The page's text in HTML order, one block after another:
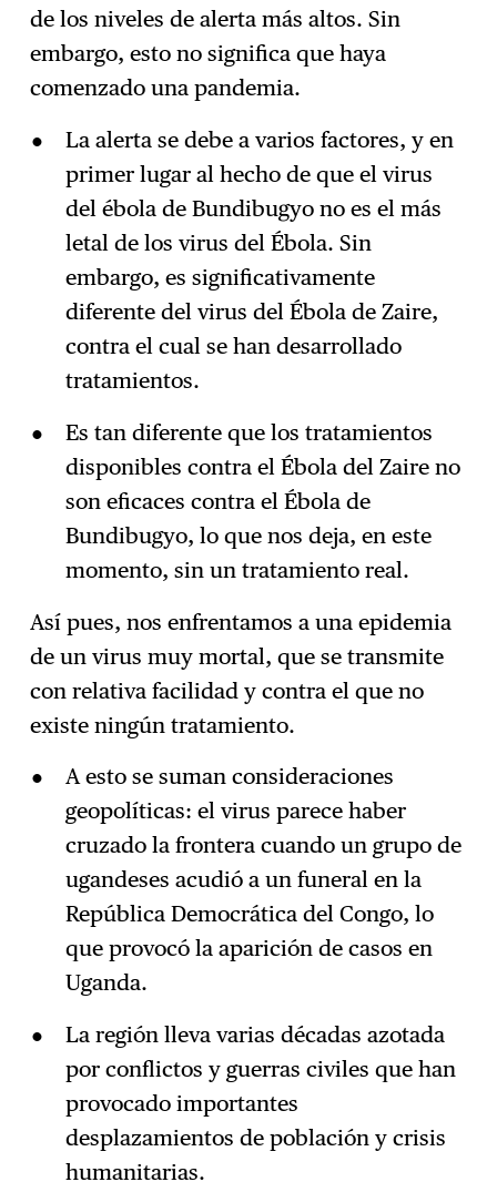
de los niveles de alerta más altos. Sin
embargo, esto no significa que haya
comenzado una pandemia.
La alerta se debe a varios factores, y en
primer lugar al hecho de que el virus
del ébola de Bundibugyo no es el más
letal de los virus del Ébola. Sin
embargo, es significativamente
diferente del virus del Ébola de Zaire,
contra el cual se han desarrollado
tratamientos.
Es tan diferente que los tratamientos
disponibles contra el Ébola del Zaire no
son eficaces contra el Ébola de
Bundibugyo, lo que nos deja, en este
momento, sin un tratamiento real.
Así pues, nos enfrentamos a una epidemia
de un virus muy mortal, que se transmite
con relativa facilidad y contra el que no
existe ningún tratamiento.
A esto se suman consideraciones
geopolíticas: el virus parece haber
cruzado la frontera cuando un grupo de
ugandeses acudió a un funeral en la
República Democrática del Congo, lo
que provocó la aparición de casos en
Uganda.
La región lleva varias décadas azotada
por conflictos y guerras civiles que han
provocado importantes
desplazamientos de población y crisis
humanitarias.